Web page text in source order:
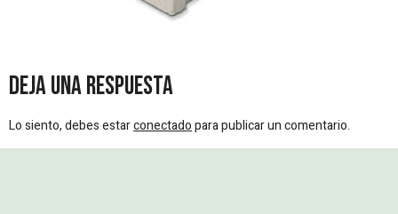
Deja una respuesta
Lo siento, debes estarconectadopara publicar un comentario.